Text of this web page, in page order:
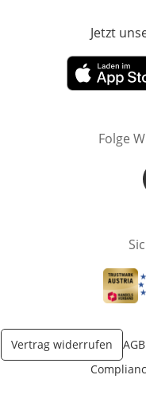
Jetzt
Öffnet in
Folge
Öffnet
Vertrag widerrufen AGB